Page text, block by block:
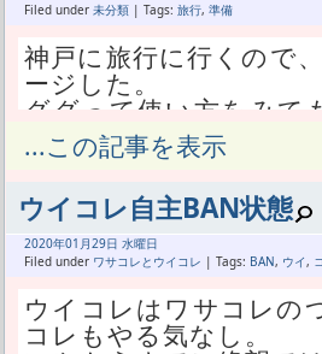
RAが必要なチーム状況
だのにBANされて、今
んだろ。
それ、必死な人には死
ね。
れずBANか。
あたしは待ってるどこ
何も準備できてないか
特に突出してぶん回し
いいんじゃね？
Filed under 未分類 | Tags: 旅行, 準備
神戸に旅行に行くので
ージした。
ググって使い方をみて
い。
そこまでは出来るんだよ
このiPhoneを、どうす
伊丹空港から三宮まで
るんだろ。
どうすりゃいいの？
運転手に見せるか？窓
っていう、あたしは基
...この記事を表示
ウイコレ自主BAN状態
2020年01月29日 水曜日
Filed under ワサコレとウイコレ | Tags: BAN, ウイ,
ウイコレはワサコレの
コレもやる気なし。